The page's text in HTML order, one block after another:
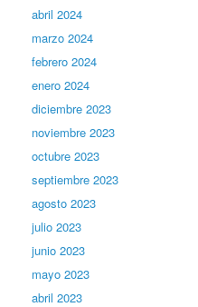
abril 2024
marzo 2024
febrero 2024
enero 2024
diciembre 2023
noviembre 2023
octubre 2023
septiembre 2023
agosto 2023
julio 2023
junio 2023
mayo 2023
abril 2023